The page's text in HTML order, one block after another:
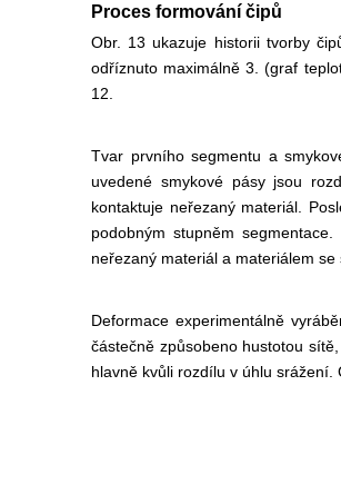
Proces formování čipů
Obr. 13 ukazuje historii tvorby
odříznuto maximálně 3. (graf
12.
Tvar prvního segmentu a
uvedené smykové pásy jsou
kontaktuje neřezaný materiál.
podobným stupněm
neřezaný materiál a materiálem se
Deformace experimentálně
částečně způsobeno hustotou
hlavně kvůli rozdílu v úhlu srážení.